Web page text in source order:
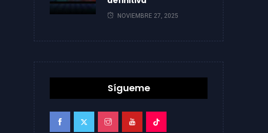
NOVIEMBRE 27, 2025
Sígueme